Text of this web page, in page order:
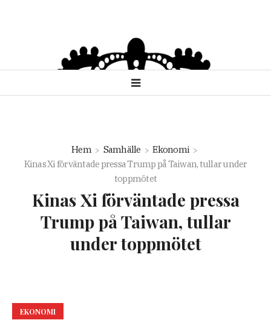
Hem Samhälle
Ekonomi
Kinas Xi förväntade pressa Trump på Taiwan, tullar under
toppmötet
Kinas Xi förväntade pressa
Trump på Taiwan, tullar
under toppmötet
EKONOMI